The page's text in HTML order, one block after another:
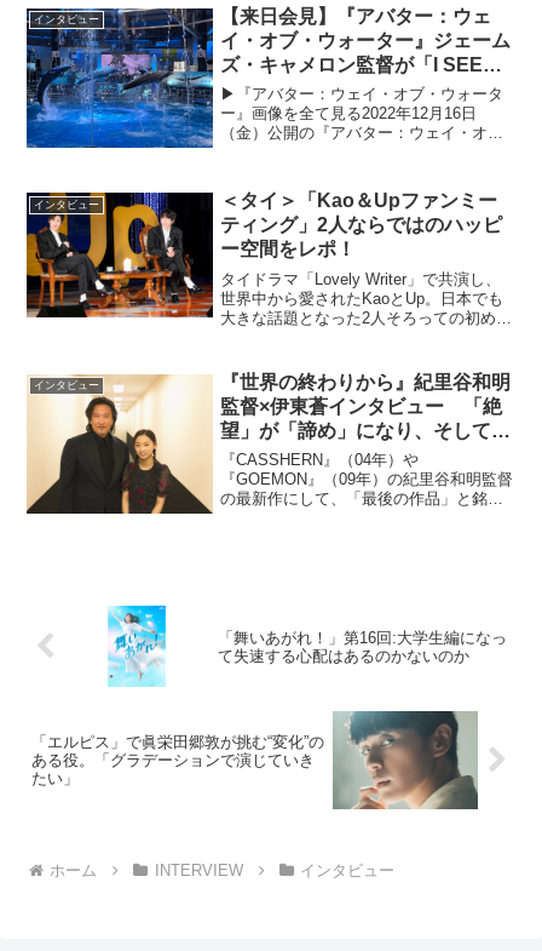
原作。出版社で働く“自称サバサバ女”の主
人公・...
インタビュー
【来日会見】『アバター：ウェ
イ・オブ・ウォーター』ジェーム
ズ・キャメロン監督が「I SEE
YOU」に込めた意味とは
▶︎『アバター：ウェイ・オブ・ウォータ
ー』画像を全て見る2022年12月16日
（金）公開の『アバター：ウェイ・オ
ャメロン、プロデューサーのジョン・ラ
ンドー、出演者である...
インタビュー
＜タイ＞「Kao＆Upファンミー
ティング」2人ならではのハッピ
ー空間をレポ！
タイドラマ「Lovely Writer」で共演し、
世界中から愛されたKaoとUp。日本でも
大きな話題となった2人そろっての初めて
CINEMAS+では昼の部をレポートする。
オ...
インタビュー
『世界の終わりから』紀里谷和明
監督×伊東蒼インタビュー 「絶
望」が「諦め」になり、そして
「最後の作品」になった理由
『CASSHERN』（04年）や
『GOEMON』（09年）の紀里谷和明監督
の最新作にして、「最後の作品」と銘打
「舞いあがれ！」第16回:大学生編になっ
て失速する心配はあるのかないのか
「エルピス」で眞栄田郷敦が挑む“変化”の
ある役。「グラデーションで演じていき
たい」
ホーム INTERVIEW インタビュー